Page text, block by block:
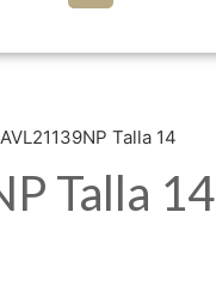
Talla 14
Talla 14